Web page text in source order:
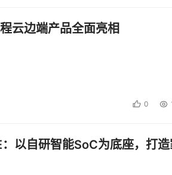
云边端产品全面亮相
0
以自研智能SoC为底座，打